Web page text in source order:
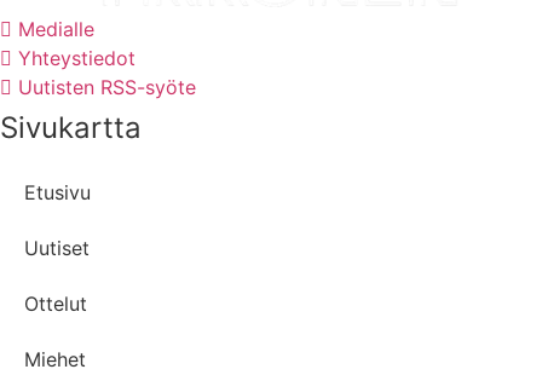
Medialle
Yhteystiedot
Uutisten RSS-syöte
Sivukartta
Etusivu
Uutiset
Ottelut
Miehet